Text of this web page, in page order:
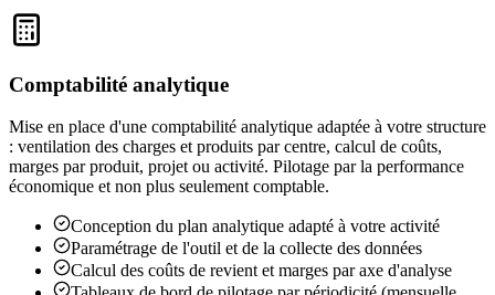
Comptabilité analytique
Mise en place d'une comptabilité analytique adaptée à votre structure
: ventilation des charges et produits par centre, calcul de coûts,
marges par produit, projet ou activité. Pilotage par la performance
économique et non plus seulement comptable.
Conception du plan analytique adapté à votre activité
Paramétrage de l'outil et de la collecte des données
Calcul des coûts de revient et marges par axe d'analyse